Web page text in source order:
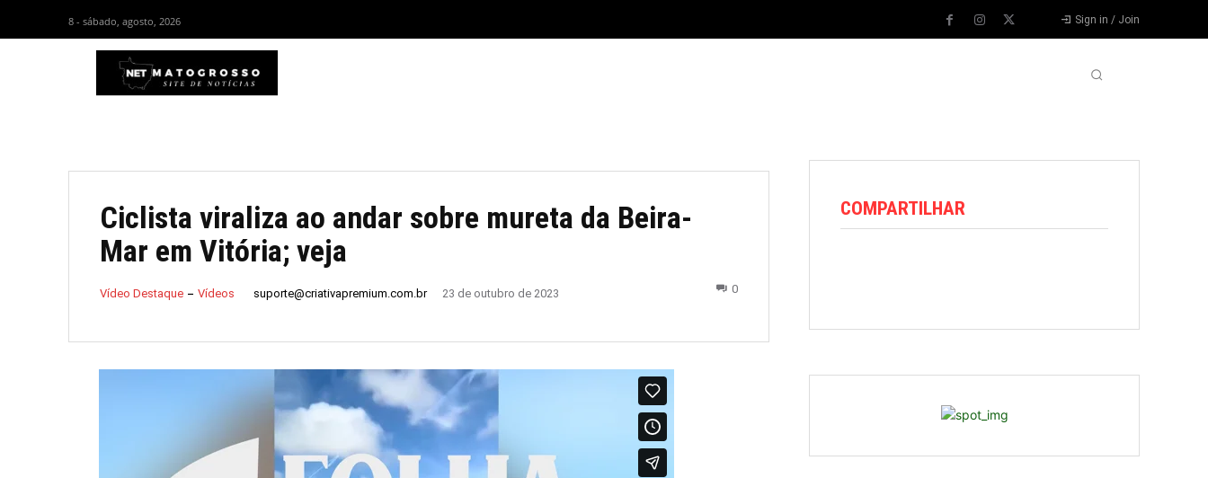
8 - sábado, agosto, 2026 Sign in / Join
Ciclista viraliza ao andar sobre mureta da Beira-
Mar em Vitória; veja
Vídeo Destaque Vídeos suporte@criativapremium.com.br 23 de outubro de 2023 0
COMPARTILHAR